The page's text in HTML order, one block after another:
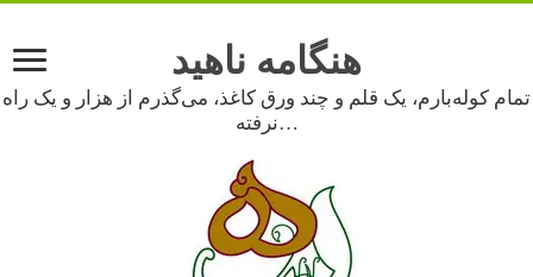
هنگامه ناهید
تمام کوله‌بارم، یک قلم و چند ورق کاغذ، می‌گذرم از هزار و یک راه
نرفته…